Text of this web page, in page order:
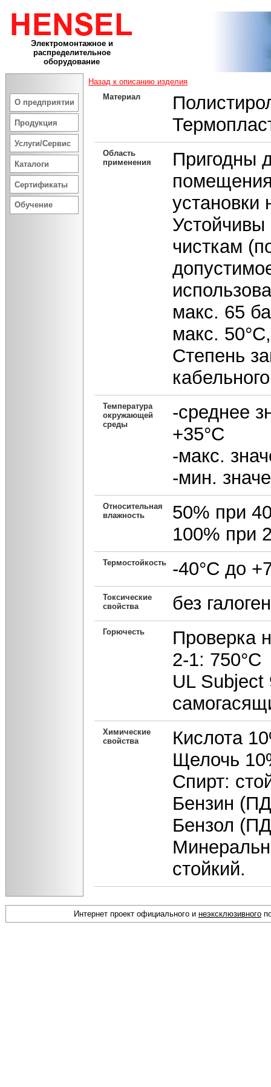
Электромонтажное и
распределительное
оборудование
О предприятии
Продукция
Услуги/Сервис
Каталоги
Сертификаты
Обучение
Назад к описанию изделия
Материал
Область
применения
Пригодны
установки
Устойчивы
чисткам
макс. 65
макс.
Степень
Температура
окружающей
среды
-среднее
+35°С
-макс.
-мин.
Относительная
влажность
50% при
100% при
Термостойкость -40°С до
Токсические
свойства
без
Горючесть
Проверка
2-1: 750°С
UL Subject
Химические
свойства
Кислота
Щелочь
Спирт:
Бензин
Бензол
стойкий.
Интернет проект официального и неэксклюзивного